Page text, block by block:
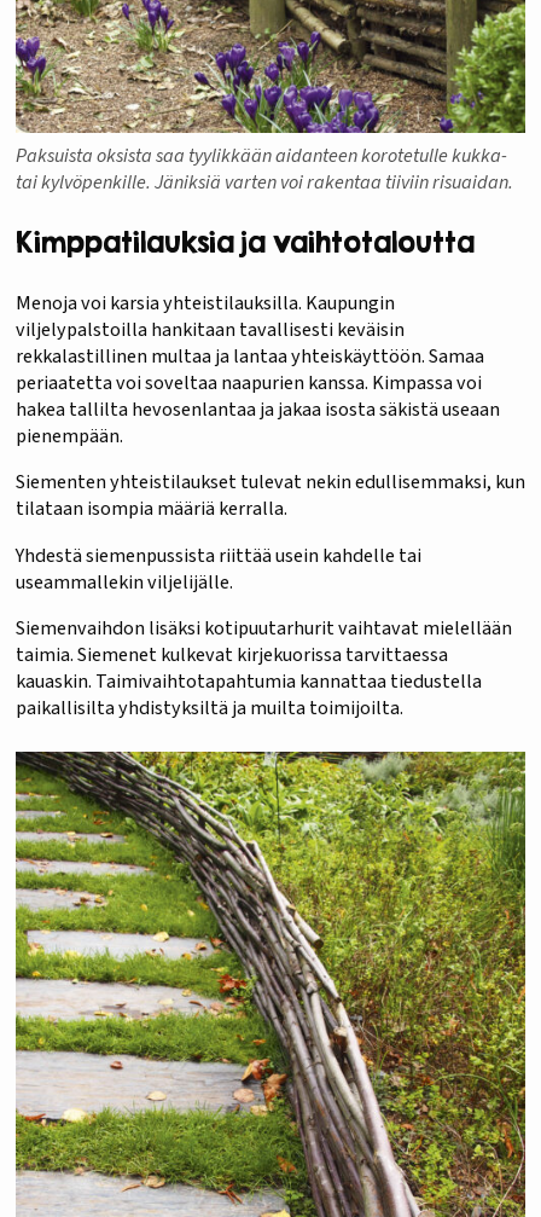
Paksuista oksista saa tyylikkään aidanteen korotetulle kukka-
tai kylvöpenkille. Jäniksiä varten voi rakentaa tiiviin risuaidan.
Kimppatilauksia ja vaihtotaloutta
Menoja voi karsia yhteistilauksilla. Kaupungin
viljelypalstoilla hankitaan tavallisesti keväisin
rekkalastillinen multaa ja lantaa yhteiskäyttöön. Samaa
periaatetta voi soveltaa naapurien kanssa. Kimpassa voi
hakea tallilta hevosenlantaa ja jakaa isosta säkistä useaan
pienempään.
Siementen yhteistilaukset tulevat nekin edullisemmaksi, kun
tilataan isompia määriä kerralla.
Yhdestä siemenpussista riittää usein kahdelle tai
useammallekin viljelijälle.
Siemenvaihdon lisäksi kotipuutarhurit vaihtavat mielellään
taimia. Siemenet kulkevat kirjekuorissa tarvittaessa
kauaskin. Taimivaihtotapahtumia kannattaa tiedustella
paikallisilta yhdistyksiltä ja muilta toimijoilta.